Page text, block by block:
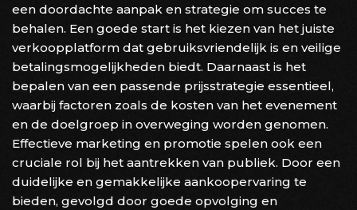
een doordachte aanpak en strategie om succes te
behalen. Een goede start is het kiezen van het juiste
verkoopplatform dat gebruiksvriendelijk is en veilige
betalingsmogelijkheden biedt. Daarnaast is het
bepalen van een passende prijsstrategie essentieel,
waarbij factoren zoals de kosten van het evenement
en de doelgroep in overweging worden genomen.
Effectieve marketing en promotie spelen ook een
cruciale rol bij het aantrekken van publiek. Door een
duidelijke en gemakkelijke aankoopervaring te
bieden, gevolgd door goede opvolging en